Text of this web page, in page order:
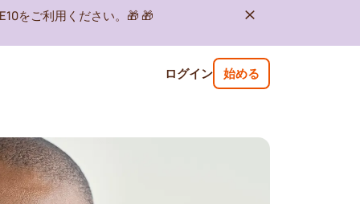
をご利用ください。🎁 🎁
ログイン 始める